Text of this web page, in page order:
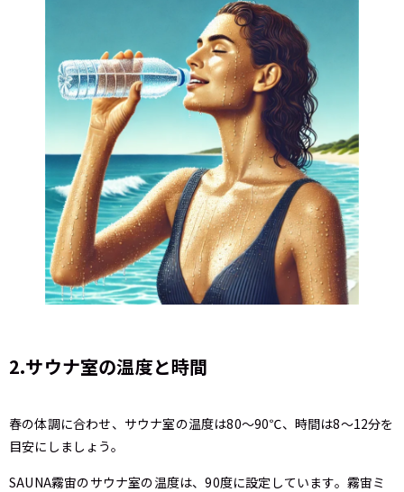
2.サウナ室の温度と時間
春の体調に合わせ、サウナ室の温度は80〜90℃、時間は8〜12分を
目安にしましょう。
SAUNA霧宙のサウナ室の温度は、90度に設定しています。霧宙ミ